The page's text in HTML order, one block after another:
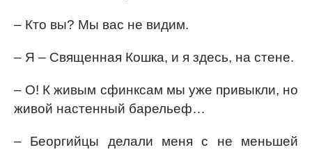
– Кто вы? Мы вас не видим.
– Я – Священная Кошка, и я здесь, на стене.
– О! К живым сфинксам мы уже привыкли, но
живой настенный барельеф…
– Беоргийцы делали меня с не меньшей